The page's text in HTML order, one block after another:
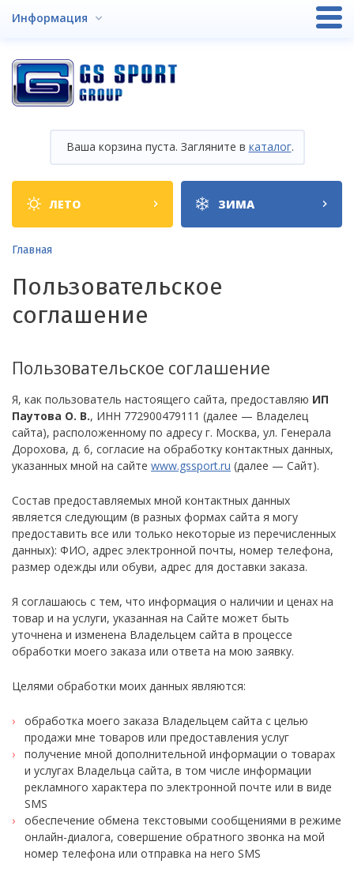
Информация
Ваша корзина пуста. Загляните в каталог.
Shop
categories
ЛЕТО ЗИМА
Строка
навигации
Главная
Пользовательское
соглашение
Пользовательское соглашение
Я, как пользователь настоящего сайта, предоставляю ИП
Паутова О. В., ИНН 772900479111 (далее — Владелец
сайта), расположенному по адресу г. Москва, ул. Генерала
Дорохова, д. 6, согласие на обработку контактных данных,
указанных мной на сайте www.gssport.ru (далее — Сайт).
Состав предоставляемых мной контактных данных
является следующим (в разных формах сайта я могу
предоставить все или только некоторые из перечисленных
данных): ФИО, адрес электронной почты, номер телефона,
размер одежды или обуви, адрес для доставки заказа.
Я соглашаюсь с тем, что информация о наличии и ценах на
товар и на услуги, указанная на Сайте может быть
уточнена и изменена Владельцем сайта в процессе
обработки моего заказа или ответа на мою заявку.
Целями обработки моих данных являются:
обработка моего заказа Владельцем сайта с целью
продажи мне товаров или предоставления услуг
получение мной дополнительной информации о товарах
и услугах Владельца сайта, в том числе информации
рекламного характера по электронной почте или в виде
SMS
обеспечение обмена текстовыми сообщениями в режиме
онлайн-диалога, совершение обратного звонка на мой
номер телефона или отправка на него SMS